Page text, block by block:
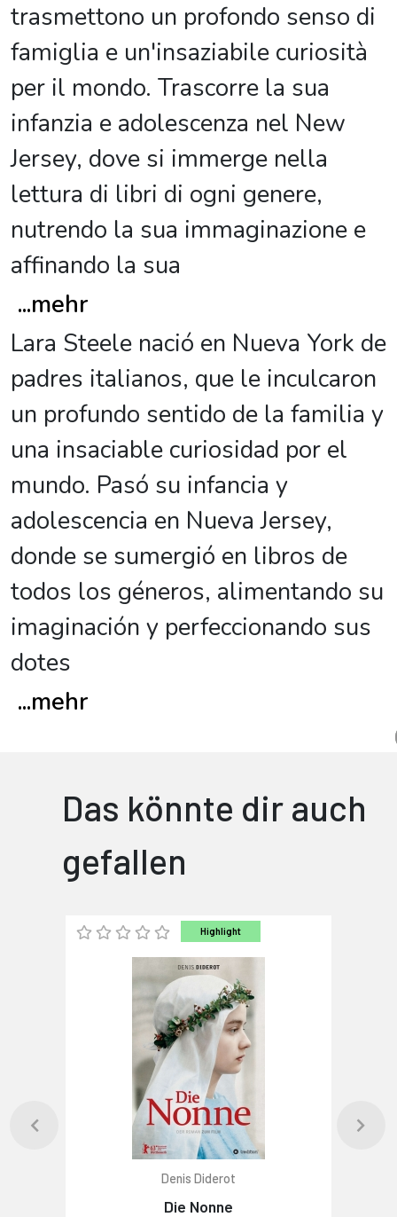
trasmettono un profondo senso di
famiglia e un'insaziabile curiosità
per il mondo. Trascorre la sua
infanzia e adolescenza nel New
Jersey, dove si immerge nella
lettura di libri di ogni genere,
nutrendo la sua immaginazione e
affinando la sua
...mehr
Lara Steele nació en Nueva York de
padres italianos, que le inculcaron
un profundo sentido de la familia y
una insaciable curiosidad por el
mundo. Pasó su infancia y
adolescencia en Nueva Jersey,
donde se sumergió en libros de
todos los géneros, alimentando su
imaginación y perfeccionando sus
dotes
...mehr
Das könnte dir auch
gefallen
Highlight
Denis Diderot
Die Nonne